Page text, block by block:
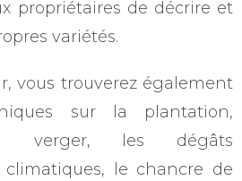
propriétaires de décrire et
variétés.
vous trouverez également
sur la plantation,
verger, les dégâts
climatiques, le chancre de